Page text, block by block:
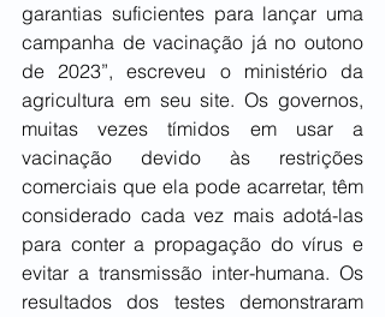
garantias suficientes para lançar uma
campanha de vacinação já no outono
de 2023”, escreveu o ministério da
agricultura em seu site. Os governos,
muitas vezes tímidos em usar a
vacinação devido às restrições
comerciais que ela pode acarretar, têm
considerado cada vez mais adotá-las
para conter a propagação do vírus e
evitar a transmissão inter-humana. Os
resultados dos testes demonstraram